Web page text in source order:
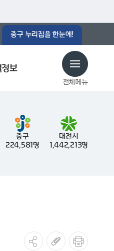
중구 누리집을 한눈에!
전체메뉴
보
중구
224,581명
대전시
1,442,213명
화 폐기물스티커 폐기물